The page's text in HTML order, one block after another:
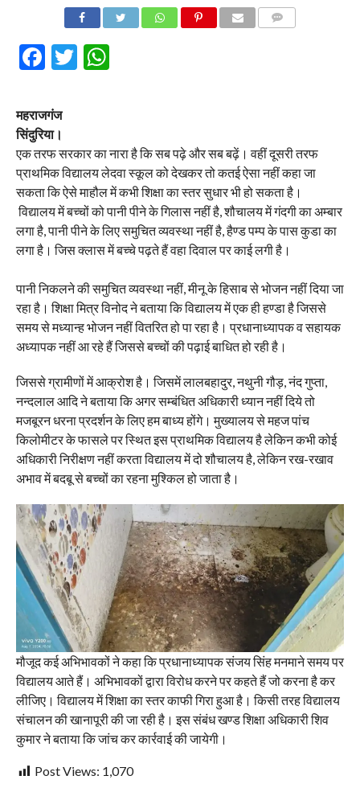
Facebook
Twitter
WhatsApp
महराजगंज
सिंदुरिया।
एक तरफ सरकार का नारा है कि सब पढ़े और सब बढ़ें। वहीं दूसरी तरफ
प्राथमिक विद्यालय लेदवा स्कूल को देखकर तो कतई ऐसा नहीं कहा जा
सकता कि ऐसे माहौल में कभी शिक्षा का स्तर सुधार भी हो सकता है।
विद्यालय में बच्चों को पानी पीने के गिलास नहीं है, शौचालय में गंदगी का अम्बार
लगा है, पानी पीने के लिए समुचित व्यवस्था नहीं है, हैण्ड पम्प के पास कुडा का
लगा है। जिस क्लास में बच्चे पढ़ते हैं वहा दिवाल पर काई लगी है।
पानी निकलने की समुचित व्यवस्था नहीं, मीनू के हिसाब से भोजन नहीं दिया जा
रहा है। शिक्षा मित्र विनोद ने बताया कि विद्यालय में एक ही हण्डा है जिससे
समय से मध्यान्ह भोजन नहीं वितरित हो पा रहा है। प्रधानाध्यापक व सहायक
अध्यापक नहीं आ रहे हैं जिससे बच्चों की पढ़ाई बाधित हो रही है।
जिससे ग्रामीणों में आक्रोश है। जिसमें लालबहादुर, नथुनी गौड़, नंद गुप्ता,
नन्दलाल आदि ने बताया कि अगर सम्बंधित अधिकारी ध्यान नहीं दिये तो
मजबूरन धरना प्रदर्शन के लिए हम बाध्य होंगे। मुख्यालय से महज पांच
किलोमीटर के फासले पर स्थित इस प्राथमिक विद्यालय है लेकिन कभी कोई
अधिकारी निरीक्षण नहीं करता विद्यालय में दो शौचालय है, लेकिन रख-रखाव
अभाव में बदबू से बच्चों का रहना मुश्किल हो जाता है।
मौजूद कई अभिभावकों ने कहा कि प्रधानाध्यापक संजय सिंह मनमाने समय पर
विद्यालय आते हैं। अभिभावकों द्वारा विरोध करने पर कहते हैं जो करना है कर
लीजिए। विद्यालय में शिक्षा का स्तर काफी गिरा हुआ है। किसी तरह विद्यालय
संचालन की खानापूरी की जा रही है। इस संबंध खण्ड शिक्षा अधिकारी शिव
कुमार ने बताया कि जांच कर कार्रवाई की जायेगी।
Post Views: 1,070